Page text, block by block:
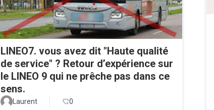
LINEO7. vous avez dit "Haute qualité
de service" ? Retour d’expérience sur
le LINEO 9 qui ne prêche pas dans ce
sens.
Laurent 0